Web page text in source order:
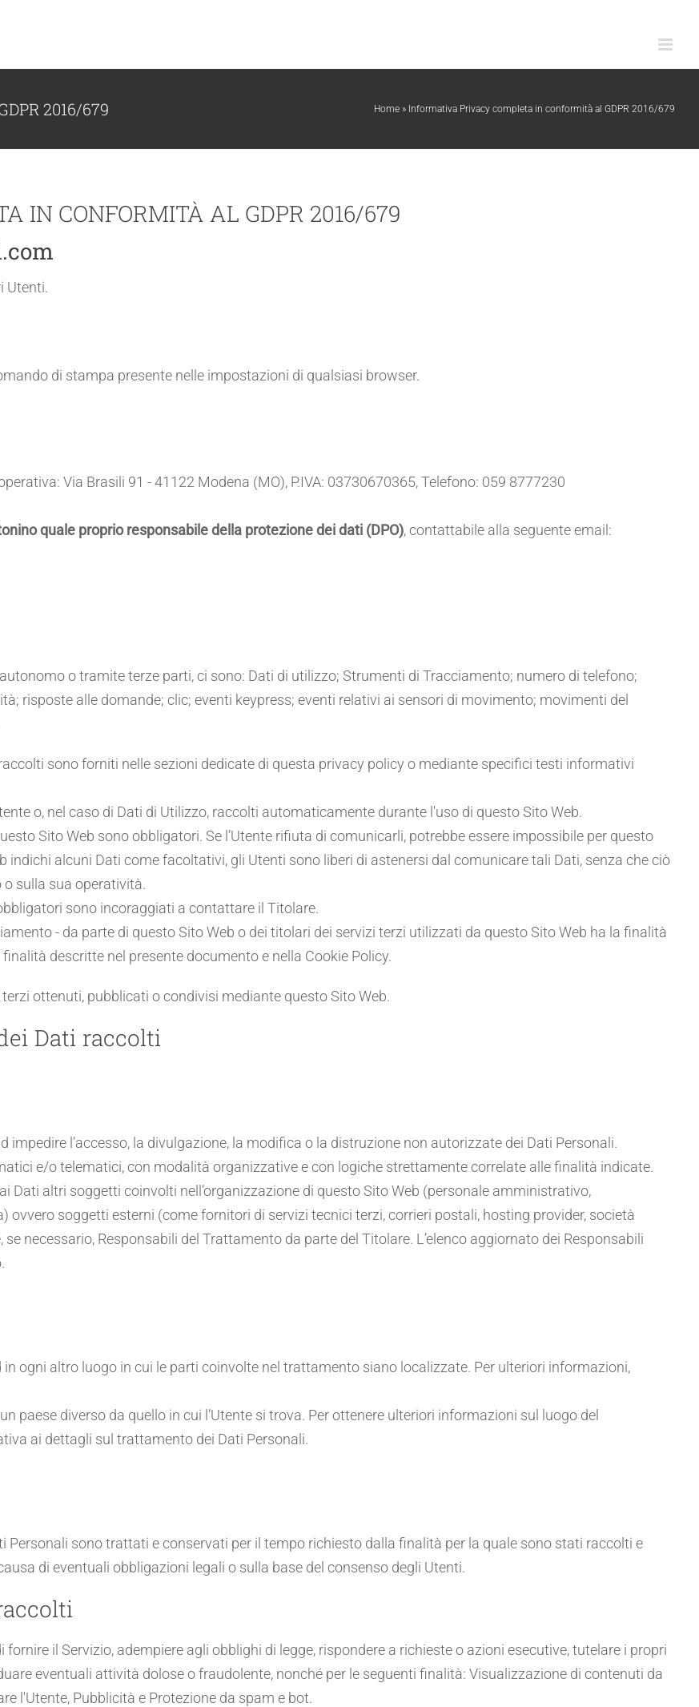
2016/679 Home » Informativa Privacy completa in conformità al GDPR 2016/679
IN CONFORMITÀ AL GDPR 2016/679
Utenti.
di stampa presente nelle impostazioni di qualsiasi browser.
Via Brasili 91 - 41122 Modena (MO), P.IVA: 03730670365, Telefono: 059 8777230
quale proprio responsabile della protezione dei dati (DPO), contattabile alla seguente email:
o tramite terze parti, ci sono: Dati di utilizzo; Strumenti di Tracciamento; numero di telefono;
risposte alle domande; clic; eventi keypress; eventi relativi ai sensori di movimento; movimenti del
sono forniti nelle sezioni dedicate di questa privacy policy o mediante specifici testi informativi
o, nel caso di Dati di Utilizzo, raccolti automaticamente durante l'uso di questo Sito Web.
Sito Web sono obbligatori. Se l’Utente rifiuta di comunicarli, potrebbe essere impossibile per questo
indichi alcuni Dati come facoltativi, gli Utenti sono liberi di astenersi dal comunicare tali Dati, senza che ciò
sulla sua operatività.
sono incoraggiati a contattare il Titolare.
- da parte di questo Sito Web o dei titolari dei servizi terzi utilizzati da questo Sito Web ha la finalità
descritte nel presente documento e nella Cookie Policy.
ottenuti, pubblicati o condivisi mediante questo Sito Web.
Dati raccolti
l’accesso, la divulgazione, la modifica o la distruzione non autorizzate dei Dati Personali.
e/o telematici, con modalità organizzative e con logiche strettamente correlate alle finalità indicate.
Dati altri soggetti coinvolti nell’organizzazione di questo Sito Web (personale amministrativo,
soggetti esterni (come fornitori di servizi tecnici terzi, corrieri postali, hosting provider, società
necessario, Responsabili del Trattamento da parte del Titolare. L’elenco aggiornato dei Responsabili
ogni altro luogo in cui le parti coinvolte nel trattamento siano localizzate. Per ulteriori informazioni,
paese diverso da quello in cui l’Utente si trova. Per ottenere ulteriori informazioni sul luogo del
ai dettagli sul trattamento dei Dati Personali.
sono trattati e conservati per il tempo richiesto dalla finalità per la quale sono stati raccolti e
di eventuali obbligazioni legali o sulla base del consenso degli Utenti.
il Servizio, adempiere agli obblighi di legge, rispondere a richieste o azioni esecutive, tutelare i propri
eventuali attività dolose o fraudolente, nonché per le seguenti finalità: Visualizzazione di contenuti da
l'Utente, Pubblicità e Protezione da spam e bot.